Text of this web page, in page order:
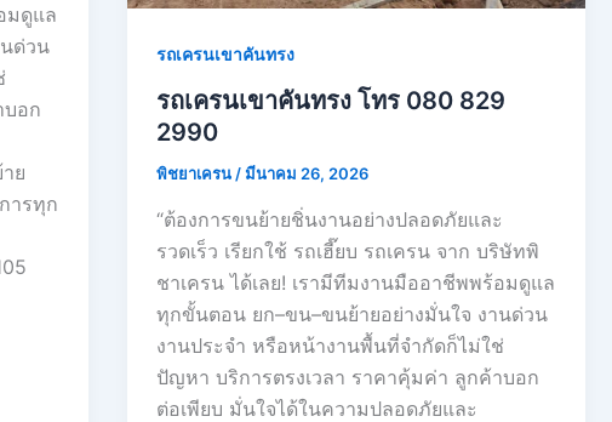
มดูแล
ด่วน
บอก
ย
ารทุก
รถเครนเขาคันทรง
รถเครนเขาคันทรง โทร 080 829
2990
พิชยาเครน /มีนาคม 26, 2026
“ต้องการขนย้ายชิ่นงานอย่างปลอดภัยและ
รวดเร็ว เรียกใช้ รถเฮี๊ยบ รถเครน จาก บริษัทพิ
ชาเครน ได้เลย! เรามีทีมงานมืออาชีพพร้อมดูแล
ทุกขั้นตอน ยก–ขน–ขนย้ายอย่างมั่นใจ งานด่วน
งานประจำ หรือหน้างานพื้นที่จำกัดก็ไม่ใช่
ปัญหา บริการตรงเวลา ราคาคุ้มค่า ลูกค้าบอก
ต่อเพียบ มั่นใจได้ในความปลอดภัยและ